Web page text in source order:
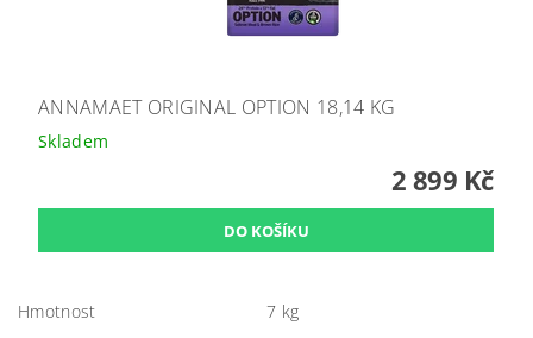
ANNAMAET ORIGINAL OPTION 18,14 KG
Skladem
2 899 Kč
Hmotnost 7 kg